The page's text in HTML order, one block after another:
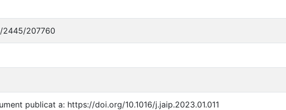
2445/207760
publicat a: https://doi.org/10.1016/j.jaip.2023.01.011